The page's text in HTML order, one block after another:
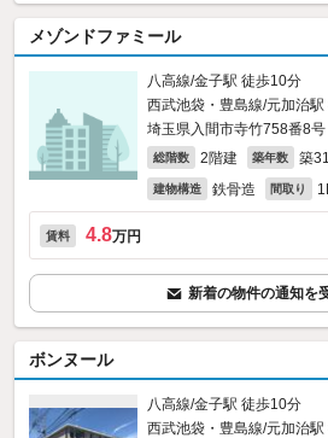
メゾンドファミール
八高線/金子駅 徒歩10分
西武池袋・豊島線/元加治
埼玉県入間市寺竹758番8号
総階数 2階建 築年数 築
建物構造 鉄骨造 間取り
賃料 4.8万円
新着の物件の通知を
ボンヌール
八高線/金子駅 徒歩10分
西武池袋・豊島線/元加治